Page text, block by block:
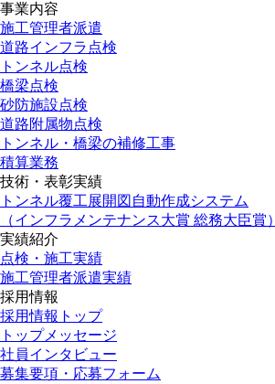
事業内容
施工管理者派遣
道路インフラ点検
トンネル点検
橋梁点検
砂防施設点検
道路附属物点検
トンネル・橋梁の補修工事
積算業務
技術・表彰実績
トンネル覆工展開図自動作成システム
（インフラメンテナンス大賞 総務大臣賞）
実績紹介
点検・施工実績
施工管理者派遣実績
採用情報
採用情報トップ
トップメッセージ
社員インタビュー
募集要項・応募フォーム